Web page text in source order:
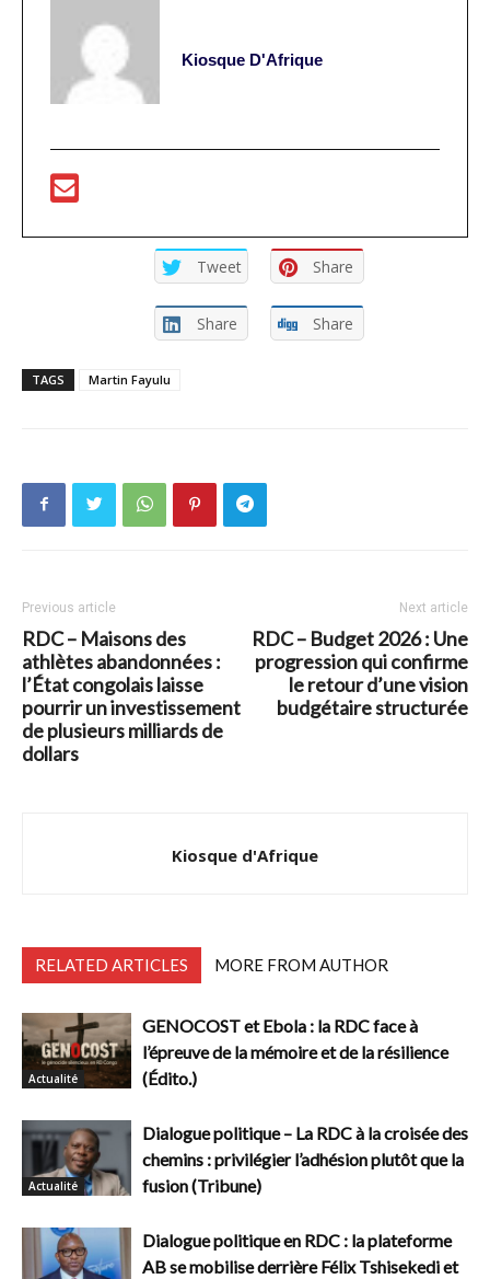
Kiosque D'Afrique
Tweet Share
Share Share
TAGS Martin Fayulu
Previous article
RDC – Maisons des
athlètes abandonnées :
l’État congolais laisse
pourrir un investissement
de plusieurs milliards de
dollars
Next article
RDC – Budget 2026 : Une
progression qui confirme
le retour d’une vision
budgétaire structurée
Kiosque d'Afrique
RELATED ARTICLES MORE FROM AUTHOR
Actualité
GENOCOST et Ebola : la RDC face à
l’épreuve de la mémoire et de la résilience
(Édito.)
Actualité
Dialogue politique – La RDC à la croisée des
chemins : privilégier l’adhésion plutôt que la
fusion (Tribune)
Dialogue politique en RDC : la plateforme
AB se mobilise derrière Félix Tshisekedi et